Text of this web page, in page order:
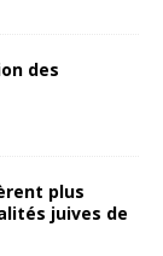
des
plus
juives de